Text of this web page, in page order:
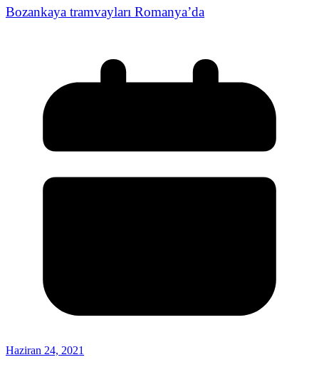
Bozankaya tramvayları Romanya’da
Haziran 24, 2021